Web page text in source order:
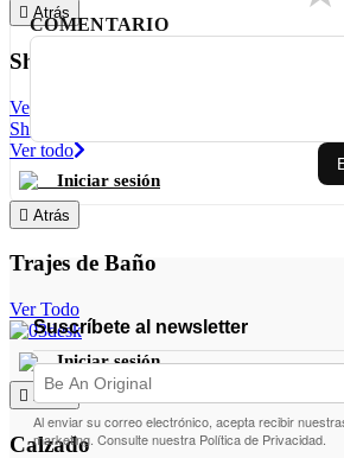
Atrás
Shorts
Ver Todo
Shorts
Ver todo
Iniciar sesión
Atrás
Trajes de Baño
Ver Todo
Iniciar sesión
Atrás
Calzado
COMENTARIO
Suscríbete al newsletter
Al enviar su correo electrónico, acepta recibir
marketing. Consulte nuestra Política de Privacidad.